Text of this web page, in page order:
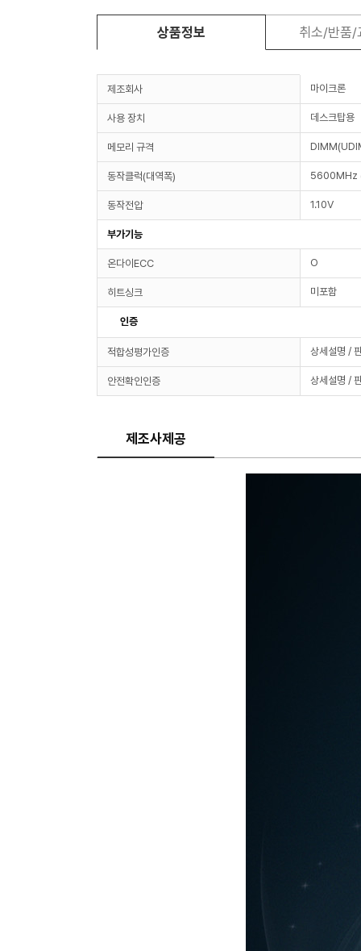
상품정보 취소/반품/
제조회사 마이크론
사용 장치 데스크탑용
메모리 규격
동작클럭(대역폭)
동작전압 1.10V
부가기능
온다이ECC O
히트싱크 미포함
인증
적합성평가인증 상세설명 /
안전확인인증 상세설명 /
제조사제공